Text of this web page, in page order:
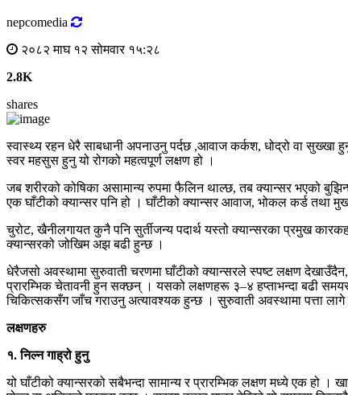
nepcomedia
२०८२ माघ १२ सोमवार १५:२८
2.8K
shares
स्वास्थ्य रहन धेरै साबधानी अपनाउनु पर्दछ ,आवाज कर्कश, धोद्रो वा सुख्खा
स्वर महसुस हुनु यो रोगको महत्वपूर्ण लक्षण हो ।
जब शरीरको कोषिका असामान्य रुपमा फैलिन थाल्छ, तब क्यान्सर भएको
एक घाँटीको क्यान्सर पनि हो । घाँटीको क्यान्सर आवाज, भोकल कर्ड तथा
चुरोट, खैनीलगायत कुनै पनि सुर्तीजन्य पदार्थ यस्तो क्यान्सरका प्रमुख
क्यान्सरको जोखिम अझ बढी हुन्छ ।
धेरैजसो अवस्थामा सुरुवाती चरणमा घाँटीको क्यान्सरले स्पष्ट लक्षण
प्रारम्भिक चेतावनी हुन सक्छन् । यसको लक्षणहरू ३–४ हप्ताभन्दा बढी
चिकित्सकसँग जाँच गराउनु अत्यावश्यक हुन्छ । सुरुवाती अवस्थामा पत्ता लागे
लक्षणहरु
१. निल्न गाह्रो हुनु
यो घाँटीको क्यान्सरको सबैभन्दा सामान्य र प्रारम्भिक लक्षण मध्ये एक हो ।